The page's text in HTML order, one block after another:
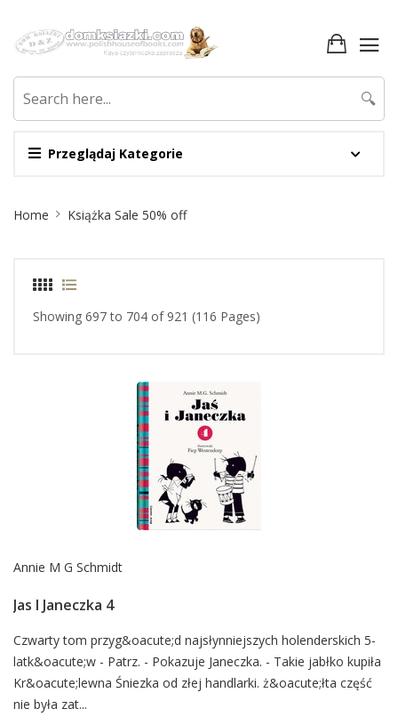
Przeglądaj Kategorie
🔍
Breadcrumb
Home Książka Sale 50% off
Showing 697 to 704 of 921 (116 Pages)
Annie M G Schmidt
Jas I Janeczka 4
Card
List
Article
Czwarty tom przyg&oacute;d najsłynniejszych holenderskich 5-
latk&oacute;w - Patrz. - Pokazuje Janeczka. - Takie jabłko kupiła
Kr&oacute;lewna Śniezka od złej handlarki. ż&oacute;łta część
nie była zat...